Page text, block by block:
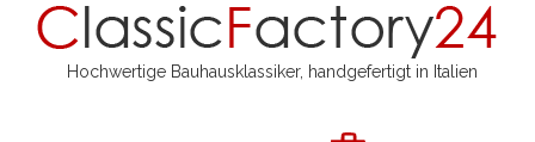
Hochwertige Bauhausklassiker, handgefertigt in Italien